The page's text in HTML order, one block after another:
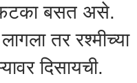
बसत असे.
तर रश्मीच्या
दिसायची.